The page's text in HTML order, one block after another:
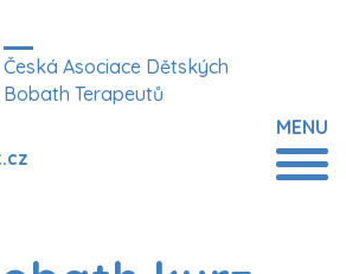
Česká Asociace Dětských
Bobath Terapeutů
MENU